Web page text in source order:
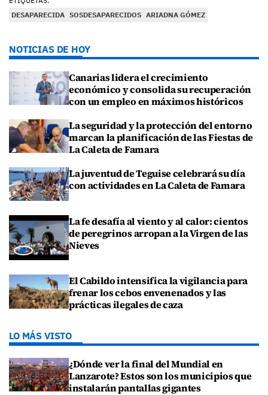
DESAPARECIDA SOSDESAPARECIDOS ARIADNA GÓMEZ
NOTICIAS DE HOY
Canarias lidera el crecimiento
económico y consolida su recuperación
con un empleo en máximos históricos
La seguridad y la protección del entorno
marcan la planificación de las Fiestas de
La Caleta de Famara
La juventud de Teguise celebrará su día
con actividades en La Caleta de Famara
La fe desafía al viento y al calor: cientos
de peregrinos arropan a la Virgen de las
Nieves
El Cabildo intensifica la vigilancia para
frenar los cebos envenenados y las
prácticas ilegales de caza
LO MÁS VISTO
¿Dónde ver la final del Mundial en
Lanzarote? Estos son los municipios que
instalarán pantallas gigantes